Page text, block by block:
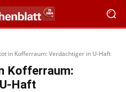
in Kofferraum: Verdächtiger in U-Haft
Kofferraum:
Haft